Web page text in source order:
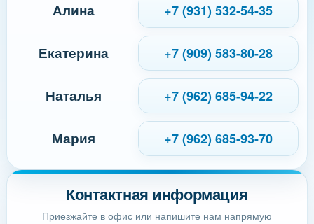
Контактная информация
Приезжайте в офис или напишите нам напрямую
Алина +7 (931) 532-54-35
Екатерина +7 (909) 583-80-28
Наталья +7 (962) 685-94-22
Мария +7 (962) 685-93-70